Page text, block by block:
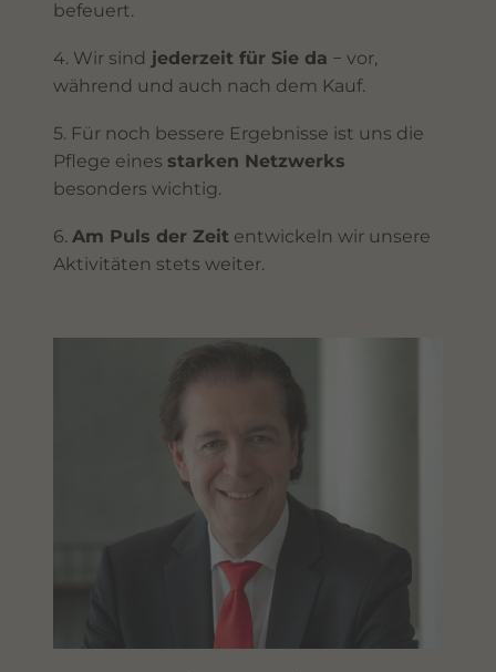
befeuert.
4. Wir sind jederzeit für Sie da − vor,
während und auch nach dem Kauf.
5. Für noch bessere Ergebnisse ist uns die
Pflege eines starken Netzwerks
besonders wichtig.
6. Am Puls der Zeit entwickeln wir unsere
Aktivitäten stets weiter.